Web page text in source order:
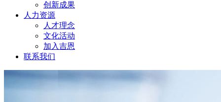
创新成果
人力资源
人才理念
文化活动
加入吉恩
联系我们